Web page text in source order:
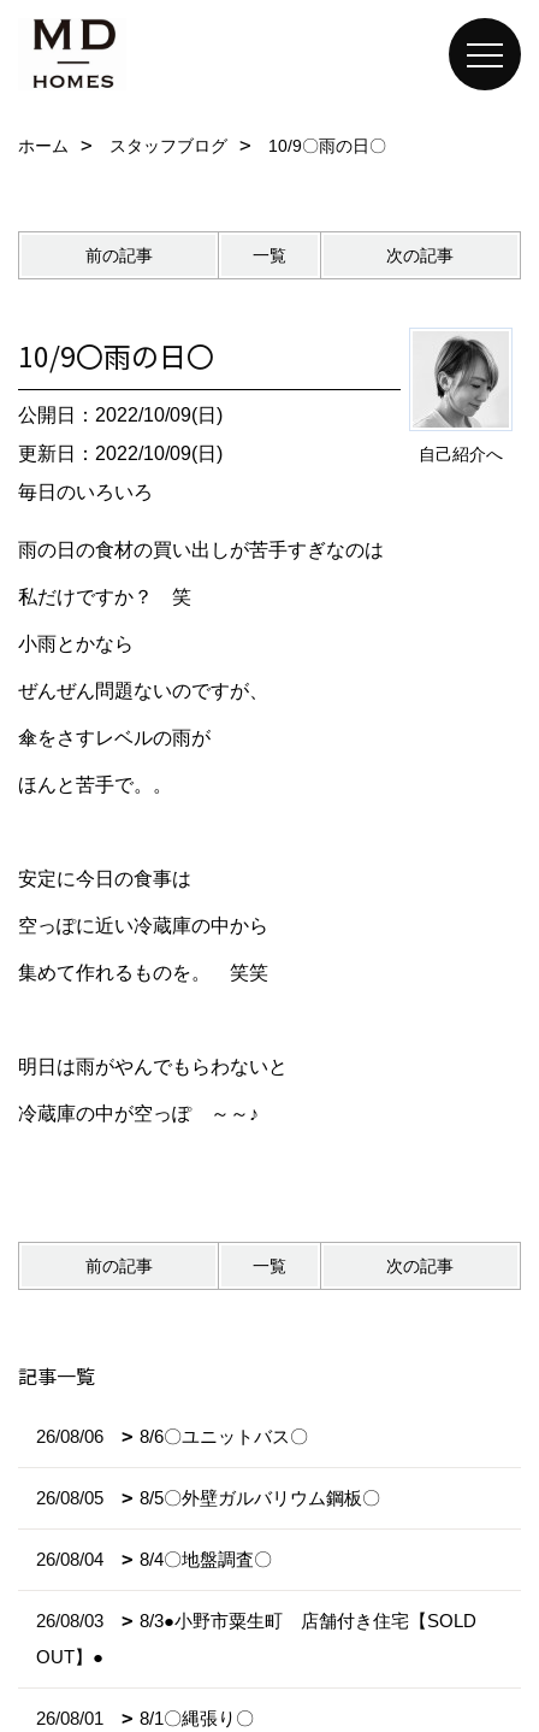
ホーム スタッフブログ 10/9〇雨の日〇
前の記事 一覧 次の記事
自己紹介へ
10/9〇雨の日〇
公開日：2022/10/09(日)
更新日：2022/10/09(日)
毎日のいろいろ
雨の日の食材の買い出しが苦手すぎなのは
私だけですか？ 笑
小雨とかなら
ぜんぜん問題ないのですが、
傘をさすレベルの雨が
ほんと苦手で。。
安定に今日の食事は
空っぽに近い冷蔵庫の中から
集めて作れるものを。 笑笑
明日は雨がやんでもらわないと
冷蔵庫の中が空っぽ ～～♪
前の記事 一覧 次の記事
記事一覧
26/08/06 8/6〇ユニットバス〇
26/08/05 8/5〇外壁ガルバリウム鋼板〇
26/08/04 8/4〇地盤調査〇
26/08/03
8/3●小野市粟生町 店舗付き住宅【SOLD
OUT】●
26/08/01 8/1〇縄張り〇